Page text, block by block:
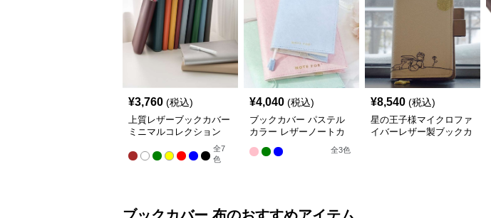
¥3,760 (税込)
上質レザーブックカバー
ミニマルコレクション
全7
色
¥4,040 (税込)
ブックカバー パステル
カラー レザーノートカ
バー A5（ビジネス書）
A6（文庫本）対応
全3色
¥8,540 (税込)
星の王子様マイクロファ
イバーレザー製ブックカ